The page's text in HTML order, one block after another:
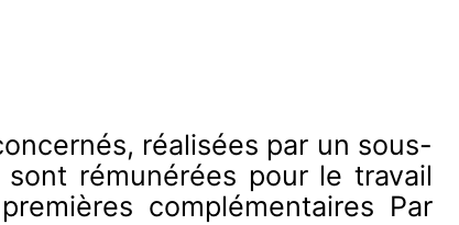
réalisées par un sous-
rémunérées pour le travail
complémentaires Par